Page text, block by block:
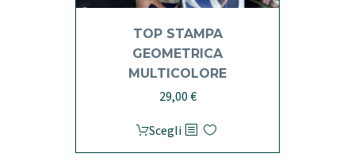
TOP STAMPA
GEOMETRICA
MULTICOLORE
29,00 €
ScegliQuesto
prodotto